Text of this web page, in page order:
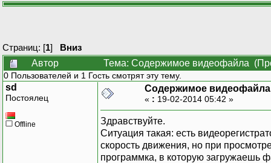
Страниц: [1] Вниз
Автор
Тема: Содержимое видеофайла
0 Пользователей и 1 Гость смотрят эту тему.
sd
Постоялец
Offline
Содержимое видеофайла
« : 19-02-2014 05:42 »
Здравствуйте.
Ситуация такая: есть
скорость движения, но при
программка, в которую загружаешь